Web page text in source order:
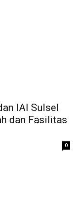
IAI Sulsel
dan Fasilitas
0